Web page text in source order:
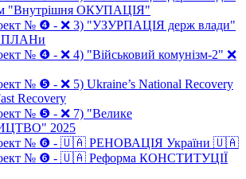
"Внутрішня ОКУПАЦІЯ"
№ ❹ - ❌ 3) "УЗУРПАЦІЯ держ влади"
ПЛАНи
№ ❹ - ❌ 4) "Військовий комунізм-2" ❌
№ ❺ - ❌ 5) Ukraine’s National Recovery
Recovery
№ ❺ - ❌ 7) "Велике
2025
№ ❻ - 🇺🇦 РЕНОВАЦІЯ України 🇺🇦
№ ❻ - 🇺🇦 Реформа КОНСТИТУЦІЇ